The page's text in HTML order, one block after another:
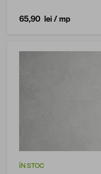
65,90 lei/ mp
ÎN STOC